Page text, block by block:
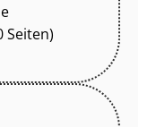
Seiten)